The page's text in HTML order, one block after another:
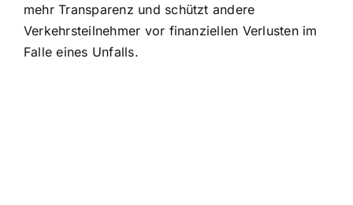
mehr Transparenz und schützt andere
Verkehrsteilnehmer vor finanziellen Verlusten im
Falle eines Unfalls.